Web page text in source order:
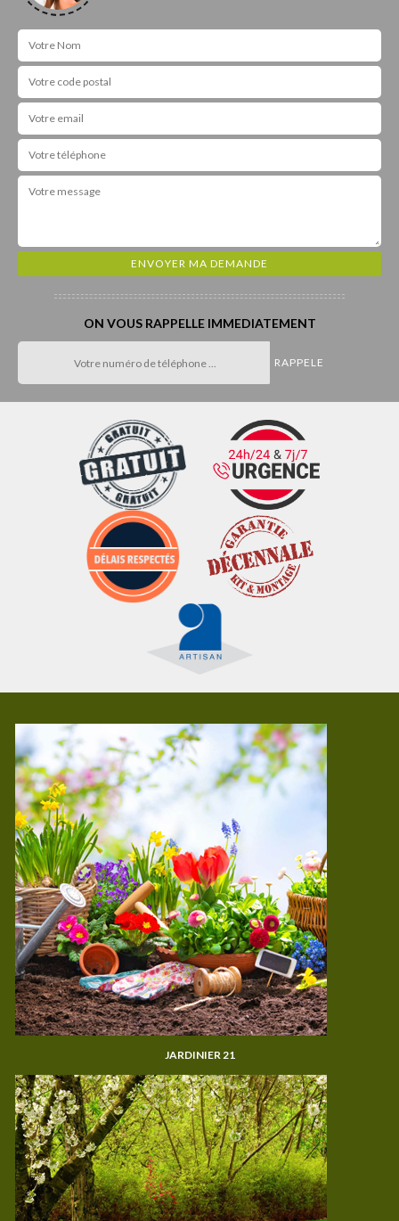
ON VOUS RAPPELLE IMMEDIATEMENT
JARDINIER 21